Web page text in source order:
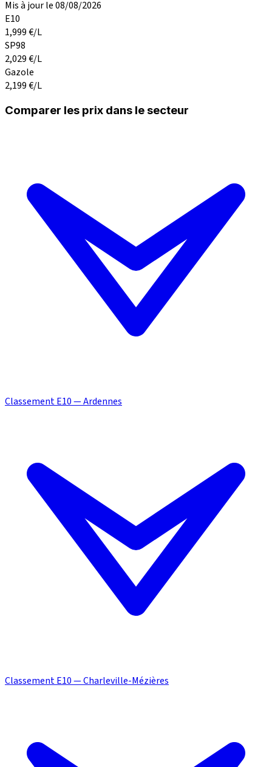
Mis à jour le 08/08/2026
E10
1,999€/L
SP98
2,029€/L
Gazole
2,199€/L
Comparer les prix dans le secteur
Classement E10 — Ardennes
Classement E10 — Charleville-Mézières